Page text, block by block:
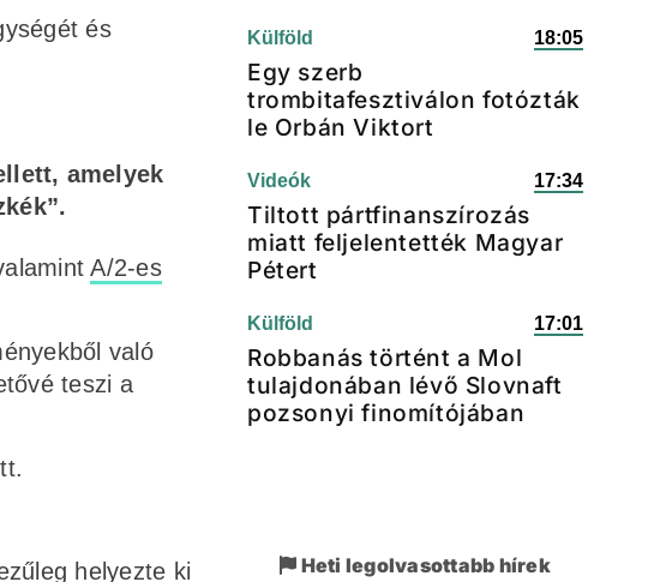
és
amelyek
A/2-es
való
teszi a
helyezte ki
Külföld 18:05
Egy szerb
trombitafesztiválon fotózták
le Orbán Viktort
Videók 17:34
Tiltott pártfinanszírozás
miatt feljelentették Magyar
Pétert
Külföld 17:01
Robbanás történt a Mol
tulajdonában lévő Slovnaft
pozsonyi finomítójában
Heti legolvasottabb hírek